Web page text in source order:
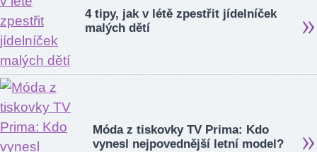
4 tipy, jak v létě zpestřit jídelníček
malých dětí
Móda z tiskovky TV Prima: Kdo
vynesl nejpovednější letní model?